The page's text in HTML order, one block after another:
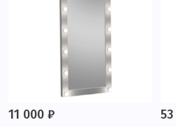
11 000 ₽